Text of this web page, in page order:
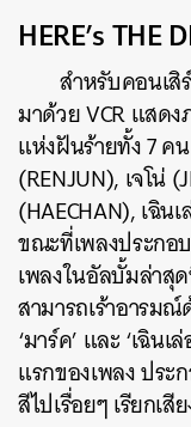
HERE’s THE
สำหรับคอนเสิ
มาด้วย VCR แสด
แห่งฝันร้ายทั้ง 7 ค
(RENJUN), เจโน่
(HAECHAN), เฉิน
ขณะที่เพลงประกอ
เพลงในอัลบั้มล่าสุ
สามารถเร้าอารม
‘มาร์ค’ และ ‘เฉิน
แรกของเพลง ปร
สีไปเรื่อยๆ เรียกเ